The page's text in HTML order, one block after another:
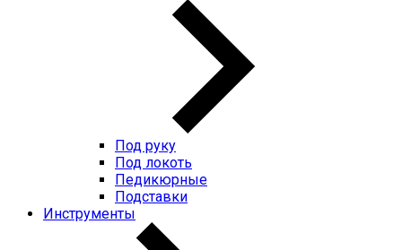
Под руку
Под локоть
Педикюрные
Подставки
Инструменты